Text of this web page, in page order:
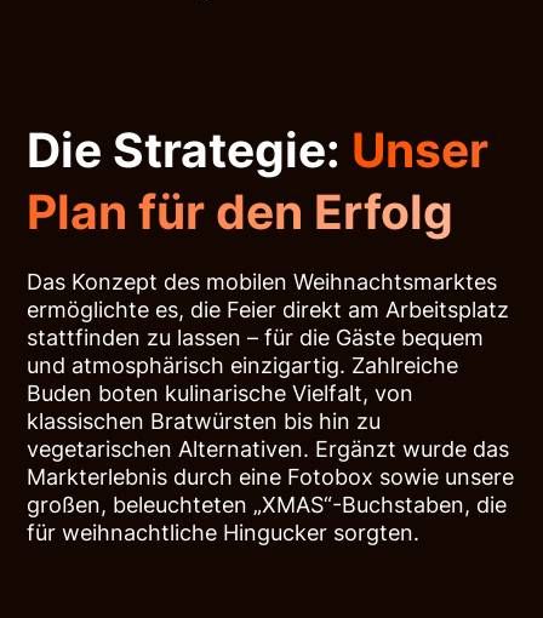
Die Strategie: Unser
Plan für den Erfolg
Das Konzept des mobilen Weihnachtsmarktes
ermöglichte es, die Feier direkt am Arbeitsplatz
stattfinden zu lassen – für die Gäste bequem
und atmosphärisch einzigartig. Zahlreiche
Buden boten kulinarische Vielfalt, von
klassischen Bratwürsten bis hin zu
vegetarischen Alternativen. Ergänzt wurde das
Markterlebnis durch eine Fotobox sowie unsere
großen, beleuchteten „XMAS“-Buchstaben, die
für weihnachtliche Hingucker sorgten.